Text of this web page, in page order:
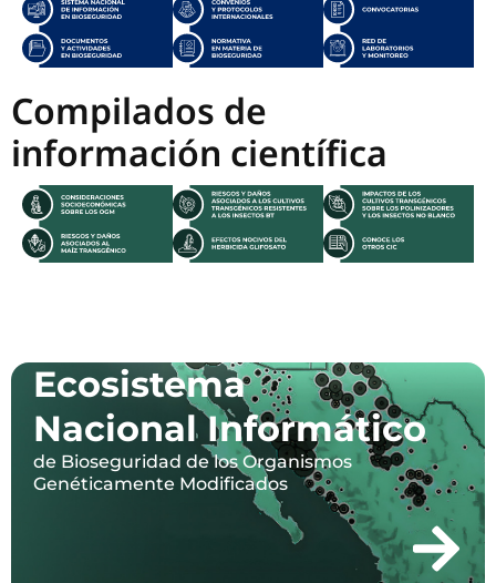
Compilados de
información científica
Ecosistema
Nacional Informático
de Bioseguridad de los Organismos
Genéticamente Modificados